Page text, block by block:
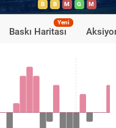
B B M G M
Baskı Haritası
Yeni